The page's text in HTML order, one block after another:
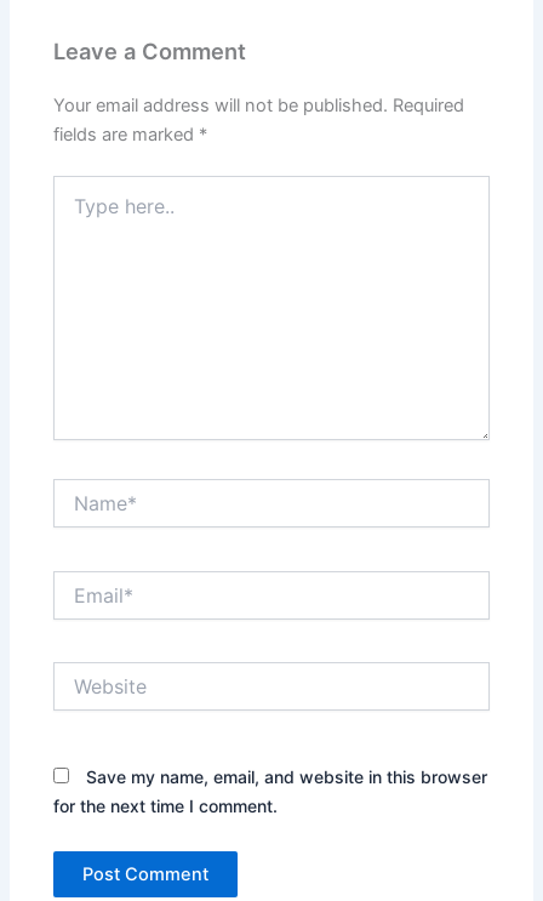
Leave a Comment
Your email address will not be published. Required
fields are marked *
here..
Save my name, email, and website in this browser
for the next time I comment.